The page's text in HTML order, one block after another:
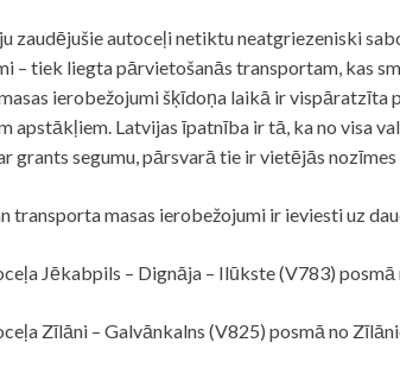
zaudējušie autoceļi netiktu neatgriezeniski
– tiek liegta pārvietošanās transportam, kas
ierobežojumi šķīdoņa laikā ir vispāratzīta
apstākļiem. Latvijas īpatnība ir tā, ka no visa
grants segumu, pārsvarā tie ir vietējās
transporta masas ierobežojumi ir ieviesti uz
Jēkabpils – Dignāja – Ilūkste (V783) posmā
Zīlāni – Galvānkalns (V825) posmā no